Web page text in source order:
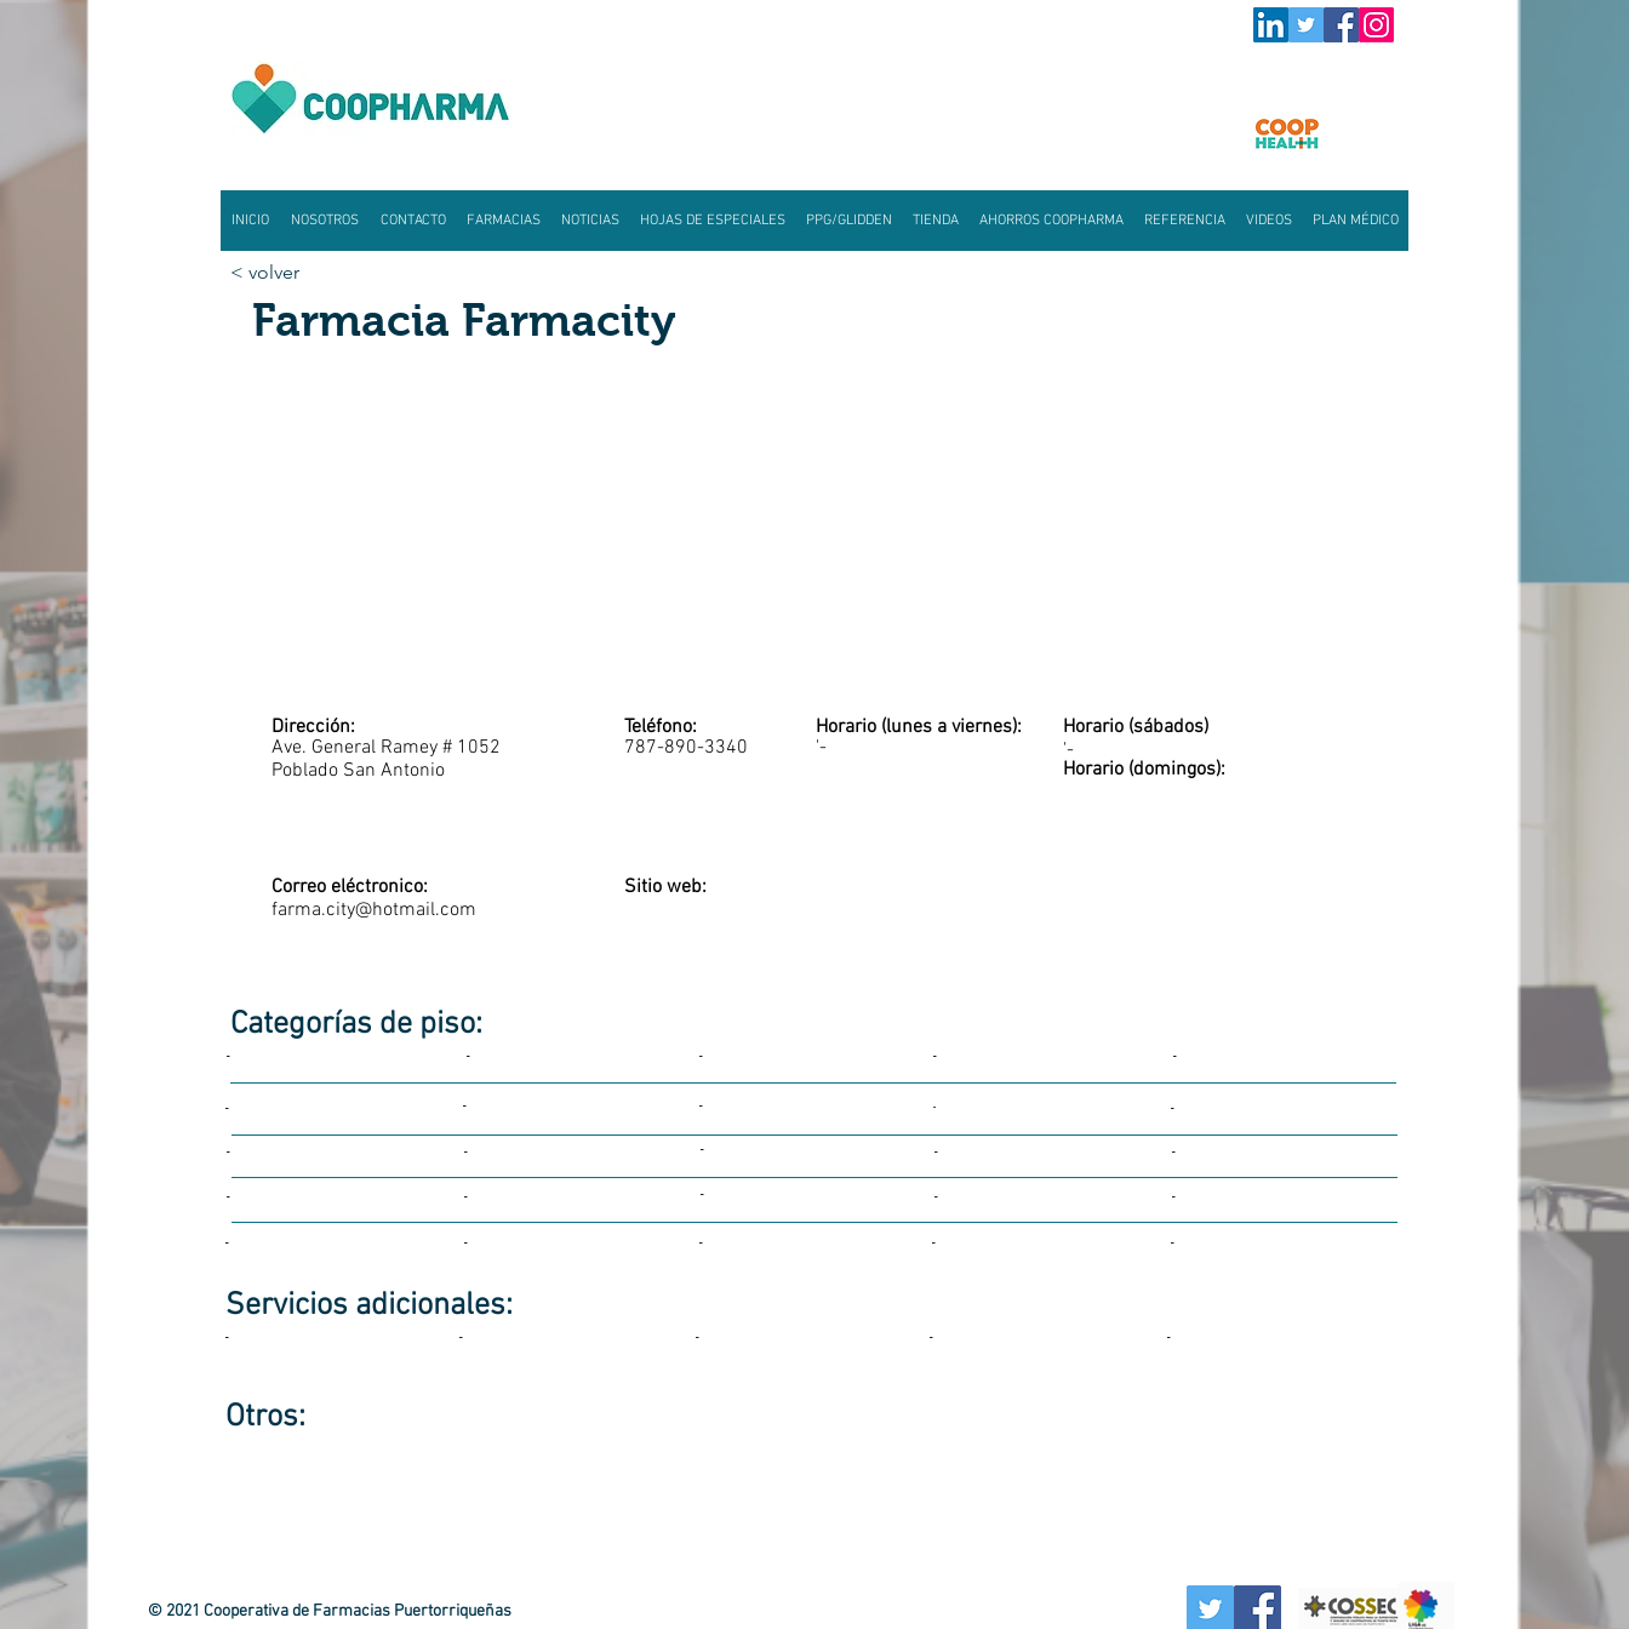
INICIO NOSOTROS CONTACTO FARMACIAS NOTICIAS HOJAS DE ESPECIALES PPG/GLIDDEN TIENDA AHORROS COOPHARMA REFERENCIA VIDEOS PLAN MÉDICO
< volver
Dirección:
Ave. General Ramey # 1052
Poblado San Antonio
Teléfono:
787-890-3340
Horario (lunes a viernes):
'-
Horario (sábados)
'-
Horario (domingos):
Correo eléctronico:
farma.city@hotmail.com
Sitio web:
Categorías de piso:
- - -
- -
- - -
- -
- - - -
-
- - - -
-
- - -
- -
Servicios adicionales:
- - - - -
Otros:
Farmacia Farmacity
© 2021 Cooperativa de Farmacias Puertorriqueñas